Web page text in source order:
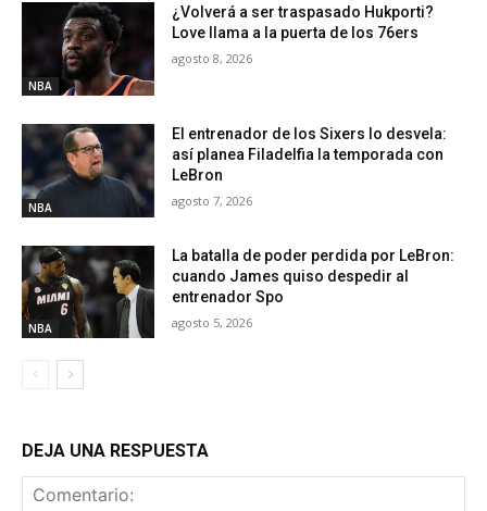
NBA
¿Volverá a ser traspasado Hukporti?
Love llama a la puerta de los 76ers
agosto 8, 2026
NBA
El entrenador de los Sixers lo desvela:
así planea Filadelfia la temporada con
LeBron
agosto 7, 2026
NBA
La batalla de poder perdida por LeBron:
cuando James quiso despedir al
entrenador Spo
agosto 5, 2026
DEJA UNA RESPUESTA